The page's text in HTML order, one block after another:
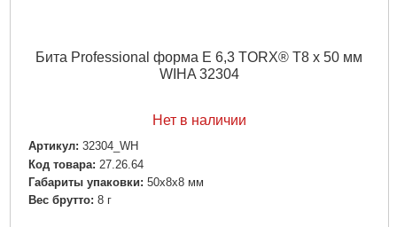
Бита Professional форма E 6,3 TORX® T8 x 50 мм
WIHA 32304
Нет в наличии
Артикул: 32304_WH
Код товара: 27.26.64
Габариты упаковки: 50x8x8 мм
Вес брутто: 8 г